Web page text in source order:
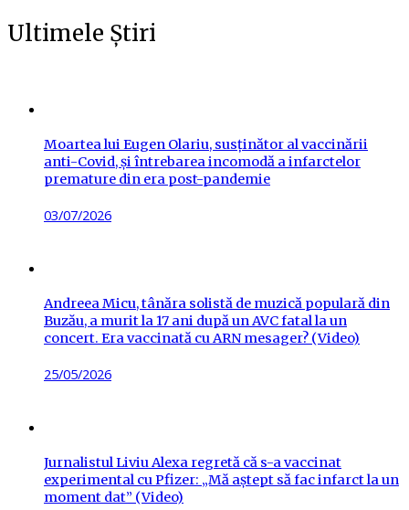
Ultimele Știri
Moartea lui Eugen Olariu, susținător al vaccinării
anti-Covid, și întrebarea incomodă a infarctelor
premature din era post-pandemie
Posted
03/07/2026
Andreea Micu, tânăra solistă de muzică populară din
Buzău, a murit la 17 ani după un AVC fatal la un
concert. Era vaccinată cu ARN mesager? (Video)
Posted
25/05/2026
Jurnalistul Liviu Alexa regretă că s-a vaccinat
experimental cu Pfizer: „Mă aștept să fac infarct la un
moment dat” (Video)